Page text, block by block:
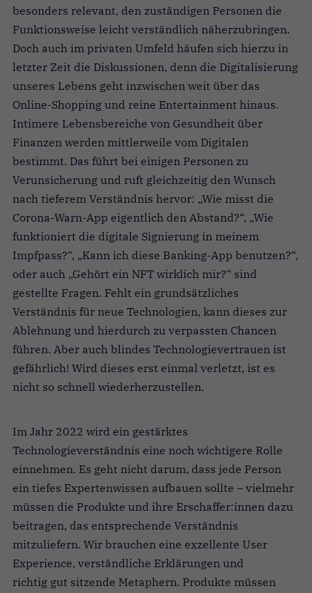
besonders relevant, den zuständigen Personen die
Funktionsweise leicht verständlich näherzubringen.
Doch auch im privaten Umfeld häufen sich hierzu in
letzter Zeit die Diskussionen, denn die Digitalisierung
unseres Lebens geht inzwischen weit über das
Online-Shopping und reine Entertainment hinaus.
Intimere Lebensbereiche von Gesundheit über
Finanzen werden mittlerweile vom Digitalen
bestimmt. Das führt bei einigen Personen zu
Verunsicherung und ruft gleichzeitig den Wunsch
nach tieferem Verständnis hervor: „Wie misst die
Corona-Warn-App eigentlich den Abstand?“, „Wie
funktioniert die digitale Signierung in meinem
Impfpass?“, „Kann ich diese Banking-App benutzen?“,
oder auch „Gehört ein NFT wirklich mir?“ sind
gestellte Fragen. Fehlt ein grundsätzliches
Verständnis für neue Technologien, kann dieses zur
Ablehnung und hierdurch zu verpassten Chancen
führen. Aber auch blindes Technologievertrauen ist
gefährlich! Wird dieses erst einmal verletzt, ist es
nicht so schnell wiederherzustellen.
Im Jahr 2022 wird ein gestärktes
Technologieverständnis eine noch wichtigere Rolle
einnehmen. Es geht nicht darum, dass jede Person
ein tiefes Expertenwissen aufbauen sollte – vielmehr
müssen die Produkte und ihre Erschaffer:innen dazu
beitragen, das entsprechende Verständnis
mitzuliefern. Wir brauchen eine exzellente User
Experience, verständliche Erklärungen und
richtig gut sitzende Metaphern. Produkte müssen